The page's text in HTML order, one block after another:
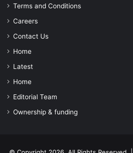
Terms and Conditions
Careers
Contact Us
Home
Latest
Home
Editorial Team
Ownership & funding